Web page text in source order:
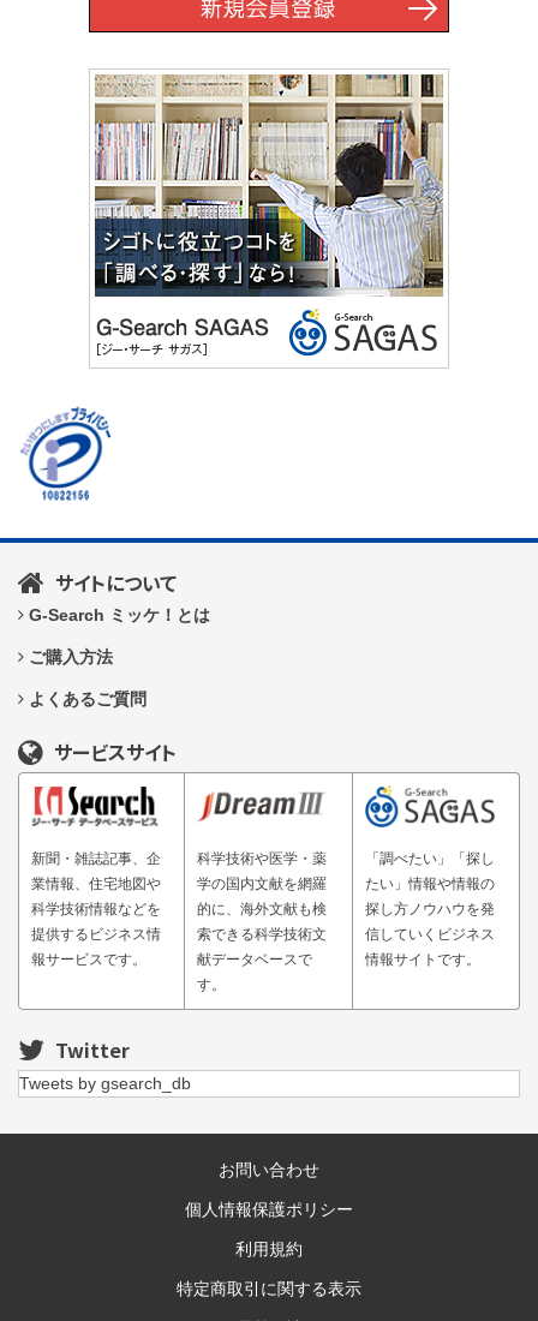
サイトについて
G-Search ミッケ！とは
ご購入方法
よくあるご質問
サービスサイト
新聞・雑誌記事、企
業情報、住宅地図や
科学技術情報などを
提供するビジネス情
報サービスです。
科学技術や医学・薬
学の国内文献を網羅
的に、海外文献も検
索できる科学技術文
献データベースで
す。
「調べたい」「探し
たい」情報や情報の
探し方ノウハウを発
信していくビジネス
情報サイトです。
Twitter
Tweets by gsearch_db
お問い合わせ
個人情報保護ポリシー
利用規約
特定商取引に関する表示